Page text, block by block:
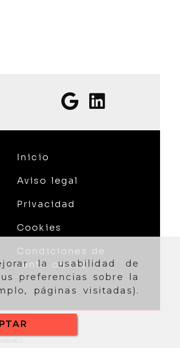
la usabilidad de
preferencias sobre la
páginas visitadas).
Inicio
Aviso legal
Privacidad
Cookies
Condiciones de
venta online